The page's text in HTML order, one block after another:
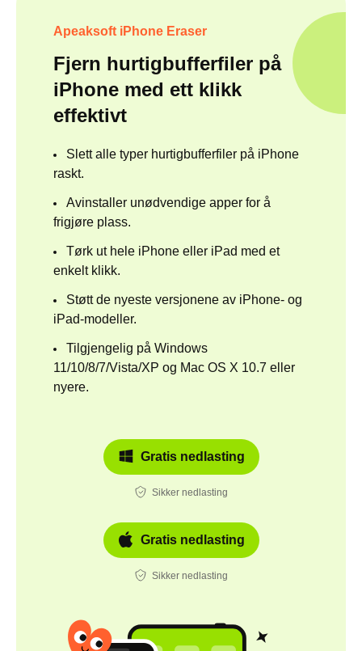
Apeaksoft iPhone Eraser
Fjern hurtigbufferfiler på
iPhone med ett klikk
effektivt
Slett alle typer hurtigbufferfiler på iPhone
raskt.
Avinstaller unødvendige apper for å
frigjøre plass.
Tørk ut hele iPhone eller iPad med et
enkelt klikk.
Støtt de nyeste versjonene av iPhone- og
iPad-modeller.
Tilgjengelig på Windows
11/10/8/7/Vista/XP og Mac OS X 10.7 eller
nyere.
Gratis nedlasting
Sikker nedlasting
Gratis nedlasting
Sikker nedlasting